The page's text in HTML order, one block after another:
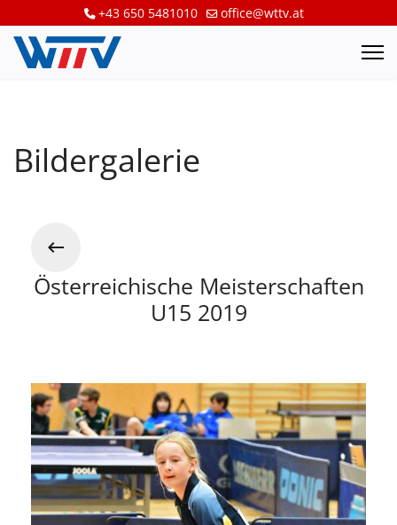
+43 650 5481010 office@wttv.at
Bildergalerie
Österreichische Meisterschaften
U15 2019